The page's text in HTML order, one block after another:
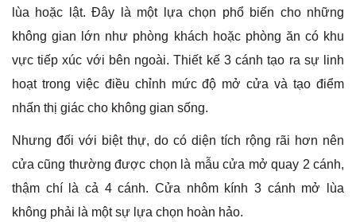
lùa hoặc lật. Đây là một lựa chọn phổ biến cho những
không gian lớn như phòng khách hoặc phòng ăn có khu
vực tiếp xúc với bên ngoài. Thiết kế 3 cánh tạo ra sự linh
hoạt trong việc điều chỉnh mức độ mở cửa và tạo điểm
nhấn thị giác cho không gian sống.
Nhưng đối với biệt thự, do có diện tích rộng rãi hơn nên
cửa cũng thường được chọn là mẫu cửa mở quay 2 cánh,
thậm chí là cả 4 cánh. Cửa nhôm kính 3 cánh mở lùa
không phải là một sự lựa chọn hoàn hảo.